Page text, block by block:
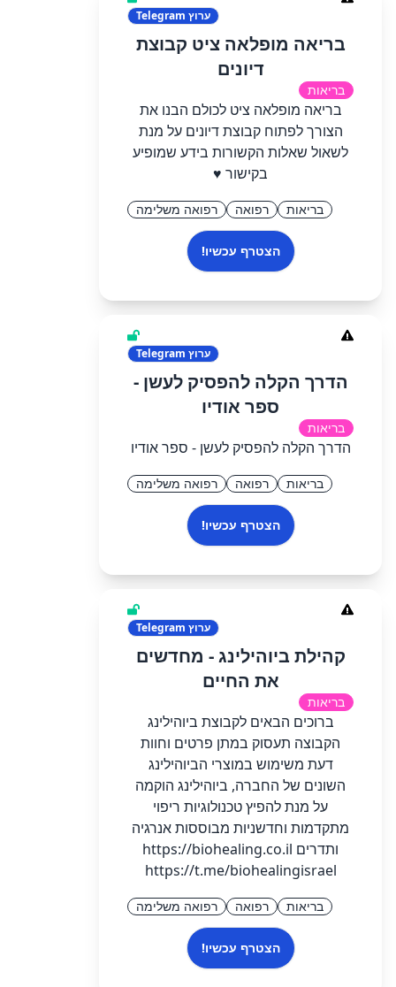
ערוץ
בריאה מופלאה ציט קבוצת
דיונים
בריאות
בריאה מופלאה ציט לכולם הבנו את
הצורך לפתוח קבוצת דיונים על מנת
לשאול שאלות הקשורות בידע שמופיע
בקישור ♥️
בריאות רפואה רפואה משלימה
הצטרף עכשיו!
ערוץ
הדרך הקלה להפסיק לעשן -
ספר אודיו
בריאות
הדרך הקלה להפסיק לעשן - ספר אודיו
בריאות רפואה רפואה משלימה
הצטרף עכשיו!
ערוץ
קהילת ביוהילינג - מחדשים
את החיים
בריאות
ברוכים הבאים לקבוצת ביוהילינג
הקבוצה תעסוק במתן פרטים וחוות
דעת משימוש במוצרי הביוהילינג
השונים של החברה, ביוהילינג הוקמה
על מנת להפיץ טכנולוגיות ריפוי
מתקדמות וחדשניות מבוססות אנרגיה
ותדרים https://biohealing.co.il
https://t.me/biohealingisrael
בריאות רפואה רפואה משלימה
הצטרף עכשיו!